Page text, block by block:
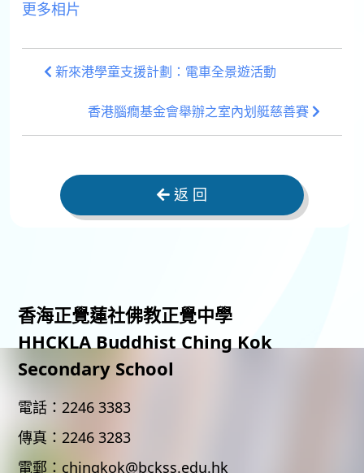
更多相片
新來港學童支援計劃：電車全景遊活動
香港腦癇基金會舉辦之室內划艇慈善賽
返 回
香海正覺蓮社佛教正覺中學
HHCKLA Buddhist Ching Kok
Secondary School
電話： 2246 3383
傳真： 2246 3283
電郵： chingkok@bckss.edu.hk